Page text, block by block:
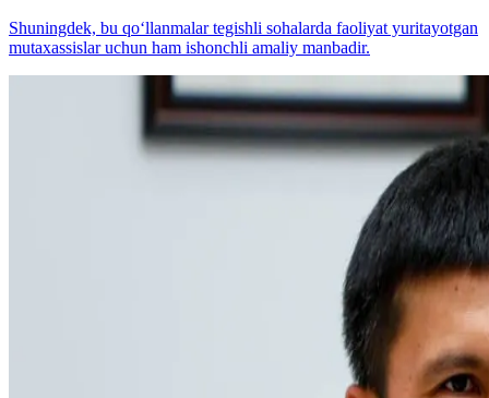
Shuningdek, bu qo‘llanmalar tegishli sohalarda faoliyat yuritayotgan
mutaxassislar uchun ham ishonchli amaliy manbadir.